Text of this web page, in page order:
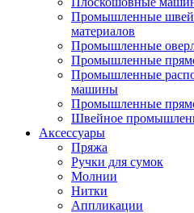
Промышленные
материалов
Промышленные
Промышленные
Промышленные
машины
Промышленные
Швейное
Аксессуары
Пряжа
Ручки для сумок
Молнии
Нитки
Аппликации